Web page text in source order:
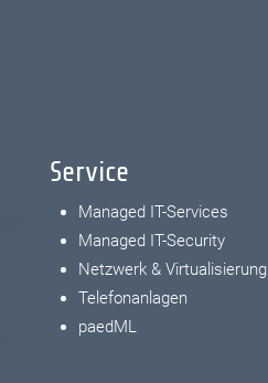
Service
Managed IT-Services
Managed IT-Security
Netzwerk & Virtualisierung
Telefonanlagen
paedML